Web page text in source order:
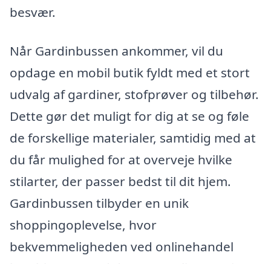
besvær.
Når Gardinbussen ankommer, vil du
opdage en mobil butik fyldt med et stort
udvalg af gardiner, stofprøver og tilbehør.
Dette gør det muligt for dig at se og føle
de forskellige materialer, samtidig med at
du får mulighed for at overveje hvilke
stilarter, der passer bedst til dit hjem.
Gardinbussen tilbyder en unik
shoppingoplevelse, hvor
bekvemmeligheden ved onlinehandel